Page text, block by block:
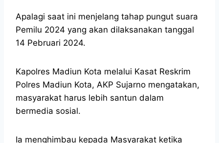
Apalagi saat ini menjelang tahap pungut suara
Pemilu 2024 yang akan dilaksanakan tanggal
14 Pebruari 2024.
Kapolres Madiun Kota melalui Kasat Reskrim
Polres Madiun Kota, AKP Sujarno mengatakan,
masyarakat harus lebih santun dalam
bermedia sosial.
Ia menghimbau kepada Masyarakat ketika